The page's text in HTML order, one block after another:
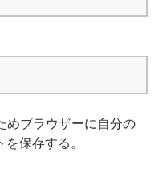
めブラウザーに自分の
保存する。